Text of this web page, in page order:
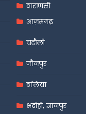
वाराणसी
आज़मगढ़
चंदौली
जौनपुर
बलिया
भदोही, ज्ञानपुर